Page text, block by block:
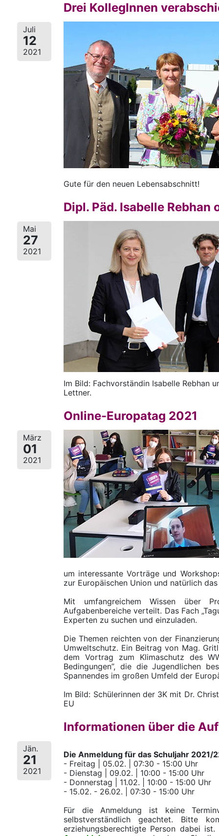
Juli
12
2021
Drei KollegInnen
Gute für den neuen Lebensabschnitt!
Mai
27
2021
Dipl. Päd. Isabelle
Im Bild: Fachvorständin Isabelle Rebhan
Lettner.
März
01
2021
Online-Europatag 2021
um interessante Vorträge und
zur Europäischen Union und natürlich
Mit umfangreichem Wissen über
Aufgabenbereiche verteilt. Das Fach
Experten zu suchen und einzuladen.
Die Themen reichten von der
Umweltschutz. Ein Beitrag von Mag.
dem Vortrag zum Klimaschutz des
Bedingungen”, die die Jugendlichen
Spannendes im großen Umfeld der
Im Bild: Schülerinnen der 3K mit Dr.
EU
Jän.
21
2021
Informationen über die
Die Anmeldung für das Schuljahr 2021/
- Freitag | 05.02. | 07:30 - 15:00 Uhr
- Dienstag | 09.02. | 10:00 - 15:00 Uhr
- Donnerstag | 11.02. | 10:00 - 15:00 Uhr
- 15.02. - 26.02. | 07:30 - 15:00 Uhr
Für die Anmeldung ist keine
selbstverständlich geachtet. Bitte
erziehungsberechtigte Person dabei